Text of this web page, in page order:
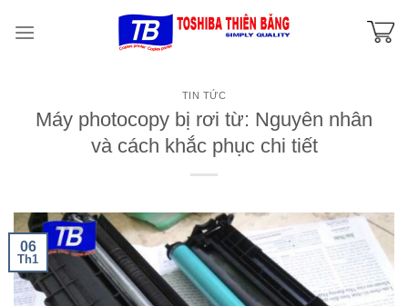
TIN TỨC
Máy photocopy bị rơi từ: Nguyên nhân
và cách khắc phục chi tiết
06
Th1